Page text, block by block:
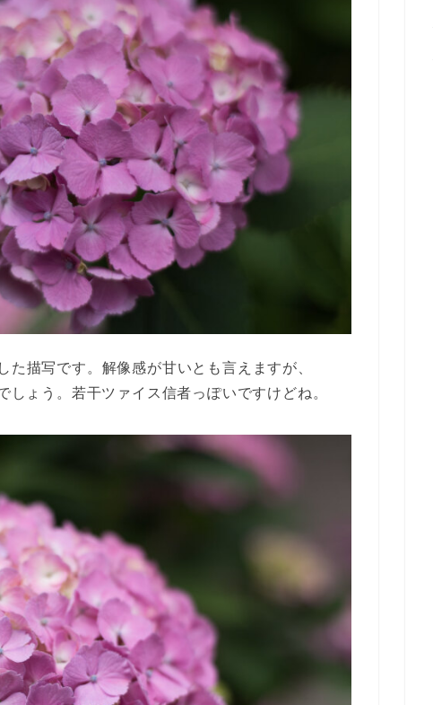
描写です。解像感が甘いとも言えますが、
ょう。若干ツァイス信者っぽいですけどね。